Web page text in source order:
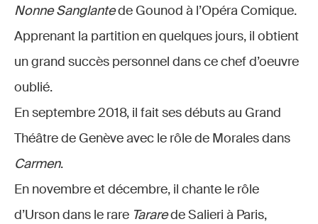
Nonne Sanglantede Gounod à l’Opéra Comique.
Apprenant la partition en quelques jours, il obtient
un grand succès personnel dans ce chef d’oeuvre
oublié.
En septembre 2018, il fait ses débuts au Grand
Théâtre de Genève avec le rôle de Morales dans
Carmen.
En novembre et décembre, il chante le rôle
d’Urson dans le rare Tararede Salieri à Paris,